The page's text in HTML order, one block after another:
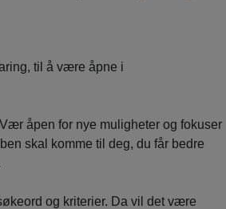
til å være åpne i
åpen for nye muligheter og fokuser
skal komme til deg, du får bedre
og kriterier. Da vil det være